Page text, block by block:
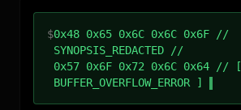
$0x48 0x65 0x6C 0x6C 0x6F //
SYNOPSIS_REDACTED //
0x57 0x6F 0x72 0x6C 0x64 // [
BUFFER_OVERFLOW_ERROR ]